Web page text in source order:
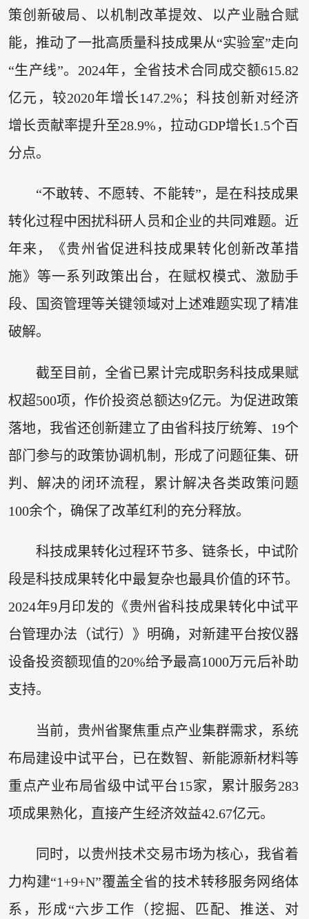
策创新破局、以机制改革提效、以产业融合赋
能，推动了一批高质量科技成果从“实验室”走向
“生产线”。2024年，全省技术合同成交额615.82
亿元，较2020年增长147.2%；科技创新对经济
增长贡献率提升至28.9%，拉动GDP增长1.5个百
分点。
“不敢转、不愿转、不能转”，是在科技成果
转化过程中困扰科研人员和企业的共同难题。近
年来，《贵州省促进科技成果转化创新改革措
施》等一系列政策出台，在赋权模式、激励手
段、国资管理等关键领域对上述难题实现了精准
破解。
截至目前，全省已累计完成职务科技成果赋
权超500项，作价投资总额达9亿元。为促进政策
落地，我省还创新建立了由省科技厅统筹、19个
部门参与的政策协调机制，形成了问题征集、研
判、解决的闭环流程，累计解决各类政策问题
100余个，确保了改革红利的充分释放。
科技成果转化过程环节多、链条长，中试阶
段是科技成果转化中最复杂也最具价值的环节。
2024年9月印发的《贵州省科技成果转化中试平
台管理办法（试行）》明确，对新建平台按仪器
设备投资额现值的20%给予最高1000万元后补助
支持。
当前，贵州省聚焦重点产业集群需求，系统
布局建设中试平台，已在数智、新能源新材料等
重点产业布局省级中试平台15家，累计服务283
项成果熟化，直接产生经济效益42.67亿元。
同时，以贵州技术交易市场为核心，我省着
力构建“1+9+N”覆盖全省的技术转移服务网络体
系，形成“六步工作（挖掘、匹配、推送、对